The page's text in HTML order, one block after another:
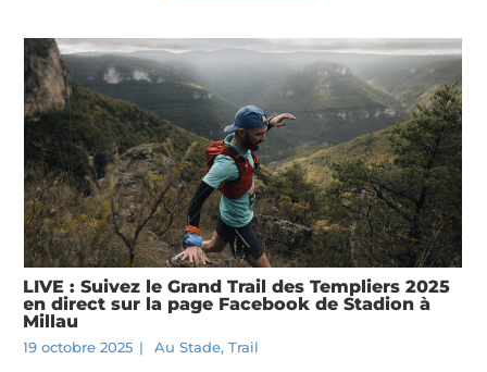
LIVE : Suivez le Grand Trail des Templiers 2025
en direct sur la page Facebook de Stadion à
Millau
19 octobre 2025 | Au Stade,Trail